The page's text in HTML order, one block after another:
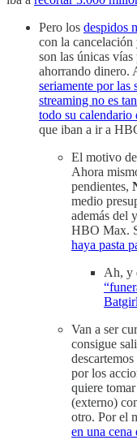
Pero los despidos
con la cancelación
son las únicas
ahorrando dinero.
seriamente por las
streaming no es
todo su calendario
que iban a ir a
El motivo
Ahora
pendientes,
medio
además del
HBO Max.
haya pasta
Ah, y
Batgirl
Van a ser
consigue
por los
quiere
(externo)
otro. Por el
en una cena